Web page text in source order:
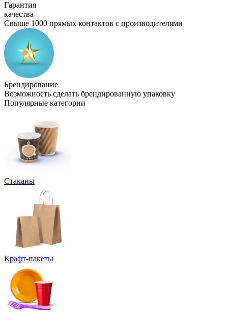
Гарантия
качества
Свыше 1000 прямых контактов с производителями
Брендирование
Возможность сделать брендированную упаковку
Популярные категории
Стаканы
Крафт-пакеты